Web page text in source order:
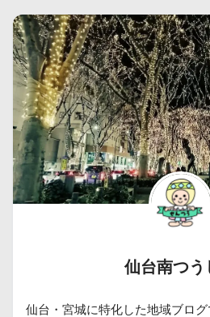
仙台南つう
仙台・宮城に特化した地域ブログ